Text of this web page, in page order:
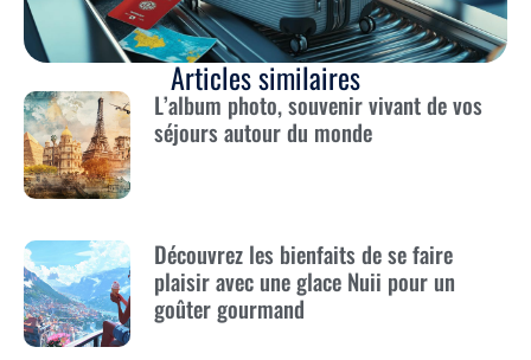
Articles similaires
L’album photo, souvenir vivant de vos
séjours autour du monde
Découvrez les bienfaits de se faire
plaisir avec une glace Nuii pour un
goûter gourmand